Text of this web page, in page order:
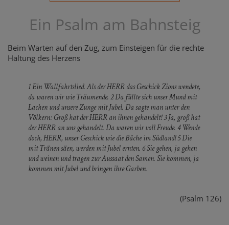
Ein Psalm am Bahnsteig
Beim Warten auf den Zug, zum Einsteigen für die rechte
Haltung des Herzens
1 Ein Wallfahrtslied. Als der HERR das Geschick Zions wendete,
da waren wir wie Träumende. 2 Da füllte sich unser Mund mit
Lachen und unsere Zunge mit Jubel. Da sagte man unter den
Völkern: Groß hat der HERR an ihnen gehandelt! 3 Ja, groß hat
der HERR an uns gehandelt. Da waren wir voll Freude. 4 Wende
doch, HERR, unser Geschick wie die Bäche im Südland! 5 Die
mit Tränen säen, werden mit Jubel ernten. 6 Sie gehen, ja gehen
und weinen und tragen zur Aussaat den Samen. Sie kommen, ja
kommen mit Jubel und bringen ihre Garben.
(Psalm 126)